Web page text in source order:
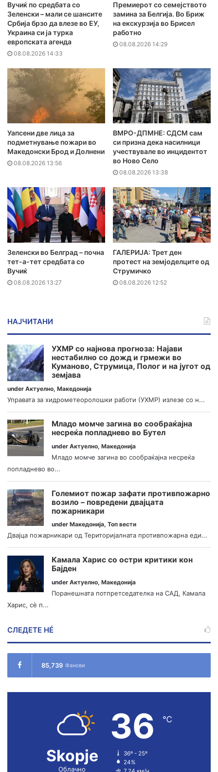
Вучиќ по средбата со
Зеленски – мали се шансите
Србија брзо да влезе во ЕУ,
Украина си ја турка
европската агенда
08.08.2026 14:33
Премиерот со семејството
замина за Белгија. Во Бриж
на екскурзија во Брисел
работно
08.08.2026 14:29
Уапсени две лица за
подметнување пожари во
Македонски Брод и Долнени
08.08.2026 13:56
ВМРО-ДПМНЕ: СДСМ сам
си призна дека насилници
учествувале во инцидентот
во Ново Село
08.08.2026 13:38
Зеленски во Белград – почна
тет-а-тет средбата со
Вучиќ
08.08.2026 13:27
ГАЛЕРИЈА: Трет ден
протест на земјоделците од
Струмичко
08.08.2026 12:52
НАЈЧИТАНИ
УХМР со најнова прогноза: Најави
нестабилно со дожд и грмежи во
Куманово, Струмица, Полог и на југот од
земјава
under Актуелно, Македонија
Управата за хидрометеоролошки работи (УХМР) излезе со н...
Младо момче загина во сообраќајна
несреќа попладнево во Бутел
under Актуелно, Македонија
Младо момче загина во сообраќајна несреќа
попладнево во...
Големиот пожар зафати противпожарно
возило – повредени двајцата
пожарникари
under Македонија, Топ вести
Двајца пожарникари од Територијалната противпожарна еди...
Камала Харис со остри критики кон
Бајден
under Актуелно, Македонија
Поранешната потпретседателка на САД, Камала
Харис, сè п...
СЛЕДЕТЕ НÉ
85,739 Фанови
Skopje
Облачно
36 ℃
36º - 25º
24%